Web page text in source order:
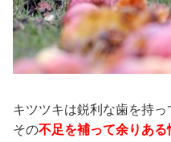
キツツキは鋭利な歯を持っ
その不足を補って余りある